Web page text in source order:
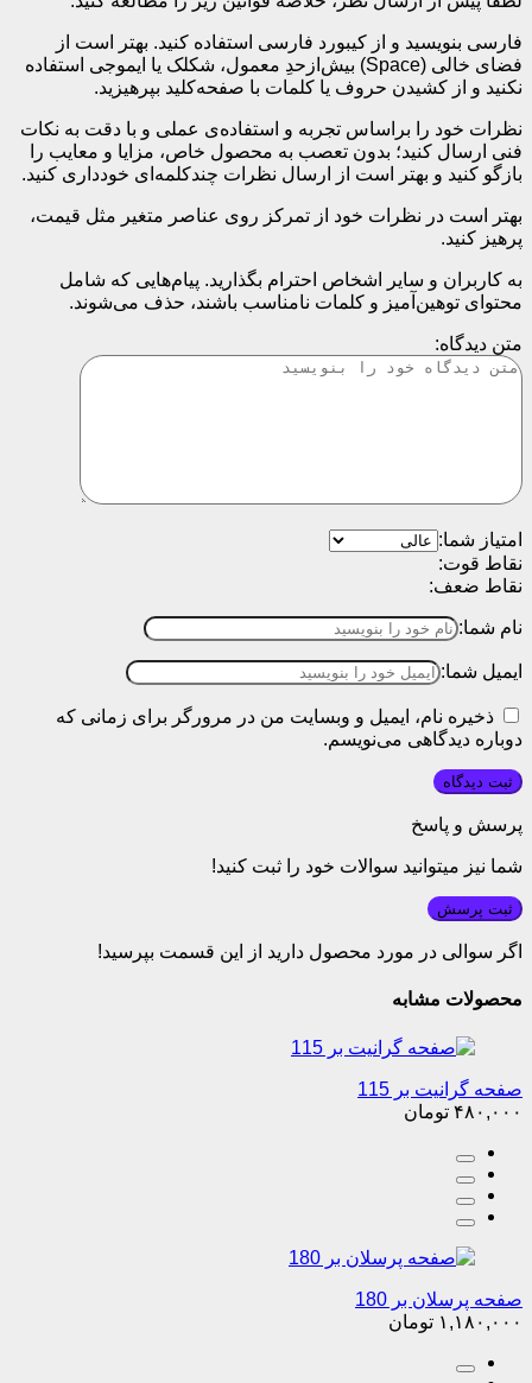
فارسی بنویسید و از کیبورد فارسی استفاده کنید. بهتر است از
فضای خالی (Space) بیش‌از‌حدِ معمول، شکلک یا ایموجی استفاده
نکنید و از کشیدن حروف یا کلمات با صفحه‌کلید بپرهیزید.
نظرات خود را براساس تجربه و استفاده‌ی عملی و با دقت به نکات
فنی ارسال کنید؛ بدون تعصب به محصول خاص، مزایا و معایب را
بازگو کنید و بهتر است از ارسال نظرات چندکلمه‌‌ای خودداری کنید.
بهتر است در نظرات خود از تمرکز روی عناصر متغیر مثل قیمت،
پرهیز کنید.
به کاربران و سایر اشخاص احترام بگذارید. پیام‌هایی که شامل
محتوای توهین‌آمیز و کلمات نامناسب باشند، حذف می‌شوند.
متن دیدگاه:
امتیاز شما:
نقاط قوت:
نقاط ضعف:
نام شما:
ایمیل شما:
ذخیره نام، ایمیل و وبسایت من در مرورگر برای زمانی که
دوباره دیدگاهی می‌نویسم.
پرسش و پاسخ
شما نیز میتوانید سوالات خود را ثبت کنید!
ثبت پرسش
اگر سوالی در مورد محصول دارید از این قسمت بپرسید!
محصولات مشابه
صفحه گرانیت بر 115
۴۸۰,۰۰۰ تومان
صفحه پرسلان بر 180
۱,۱۸۰,۰۰۰ تومان